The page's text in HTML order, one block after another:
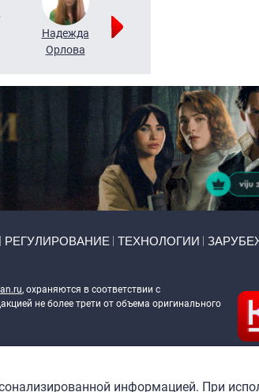
Надежда
Орлова
РЕГУЛИРОВАНИЕ ТЕХНОЛОГИИ
, охраняются в соответствии с
не более трети от объема оригинального
информацией. При